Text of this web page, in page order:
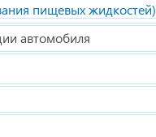
пищевых жидкостей)
автомобиля